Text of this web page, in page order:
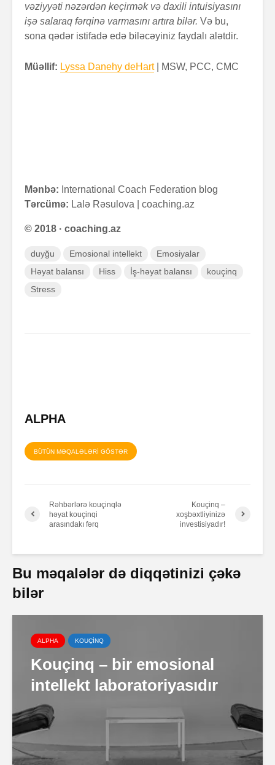
vəziyyəti nəzərdən keçirmək və daxili intuisiyasını
işə salaraq fərqinə varmasını artıra bilər. Və bu,
sona qədər istifadə edə biləcəyiniz faydalı alətdir.
Müəllif: Lyssa Danehy deHart| MSW, PCC, CMC
Mənbə: International Coach Federation blog
Tərcümə: Lalə Rəsulova | coaching.az
© 2018 · coaching.az
duyğu Emosional intellekt
Emosiyalar
Həyat balansı
Hiss İş-həyat balansı
kouçinq
Stress
ALPHA
BÜTÜN MƏQALƏLƏRİ GÖSTƏR
Rəhbərlərə kouçinqlə
həyat kouçinqi
arasındakı fərq
Kouçinq –
xoşbəxtliyinizə
investisiyadır!
Bu məqalələr də diqqətinizi çəkə
bilər
ALPHA KOUÇİNQ
Kouçinq – bir emosional
intellekt laboratoriyasıdır